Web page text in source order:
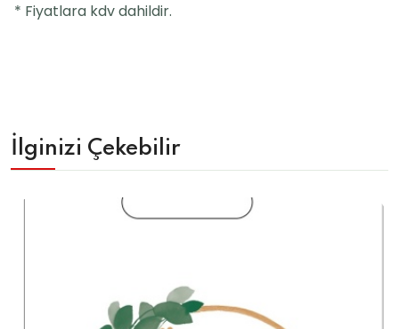
* Fiyatlara kdv dahildir.
İlginizi Çekebilir